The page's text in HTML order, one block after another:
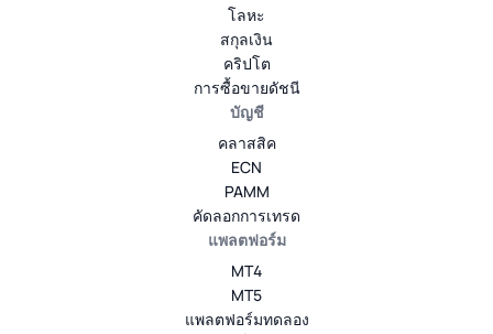
โลหะ
สกุลเงิน
คริปโต
การซื้อขายดัชนี
บัญชี
คลาสสิค
ECN
PAMM
คัดลอกการเทรด
แพลตฟอร์ม
MT4
MT5
แพลตฟอร์มทดลอง